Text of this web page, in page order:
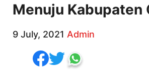
Menuju Kabupaten
9 July, 2021 Admin